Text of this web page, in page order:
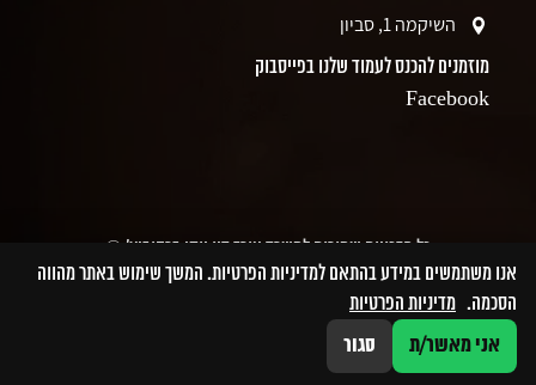
השיקמה 1, סביון
מוזמנים להכנס לעמוד שלנו בפייסבוק
Facebook
כל הזכויות שמורות למשרד עורך דין יוסי ברקוביץ' ©
אנו משתמשים במידע בהתאם למדיניות הפרטיות. המשך שימוש באתר מהווה
הסכמה. מדיניות הפרטיות
אני מאשר/ת סגור